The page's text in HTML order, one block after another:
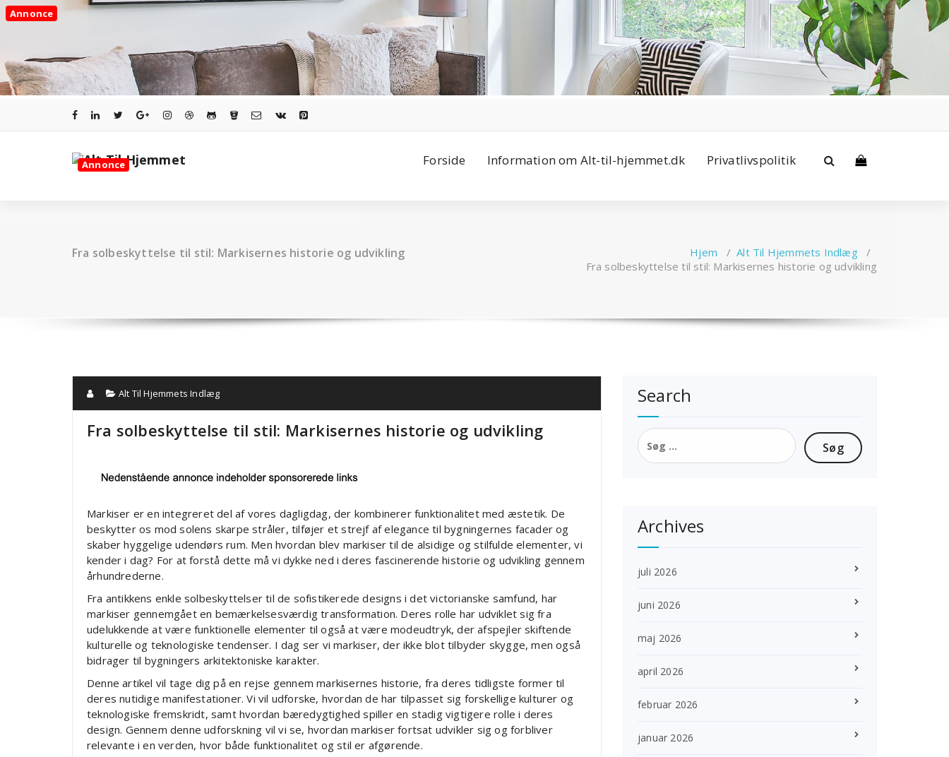
Videre
tilAnnonce
Annonce Forside Information om Alt-til-hjemmet.dk Privatlivspolitik
Fra solbeskyttelse til stil: Markisernes historie og udvikling Hjem /Alt Til Hjemmets Indlæg/
Fra solbeskyttelse til stil: Markisernes historie og udvikling
Alt Til Hjemmets Indlæg
Fra solbeskyttelse til stil: Markisernes historie og udvikling
Markiser er en integreret del af vores dagligdag, der kombinerer funktionalitet med æstetik. De
beskytter os mod solens skarpe stråler, tilføjer et strejf af elegance til bygningernes facader og
skaber hyggelige udendørs rum. Men hvordan blev markiser til de alsidige og stilfulde elementer, vi
kender i dag? For at forstå dette må vi dykke ned i deres fascinerende historie og udvikling gennem
århundrederne.
Fra antikkens enkle solbeskyttelser til de sofistikerede designs i det victorianske samfund, har
markiser gennemgået en bemærkelsesværdig transformation. Deres rolle har udviklet sig fra
udelukkende at være funktionelle elementer til også at være modeudtryk, der afspejler skiftende
kulturelle og teknologiske tendenser. I dag ser vi markiser, der ikke blot tilbyder skygge, men også
bidrager til bygningers arkitektoniske karakter.
Denne artikel vil tage dig på en rejse gennem markisernes historie, fra deres tidligste former til
deres nutidige manifestationer. Vi vil udforske, hvordan de har tilpasset sig forskellige kulturer og
teknologiske fremskridt, samt hvordan bæredygtighed spiller en stadig vigtigere rolle i deres
design. Gennem denne udforskning vil vi se, hvordan markiser fortsat udvikler sig og forbliver
relevante i en verden, hvor både funktionalitet og stil er afgørende.
Search
Søg
efter:
Archives
juli 2026
juni 2026
maj 2026
april 2026
februar 2026
januar 2026